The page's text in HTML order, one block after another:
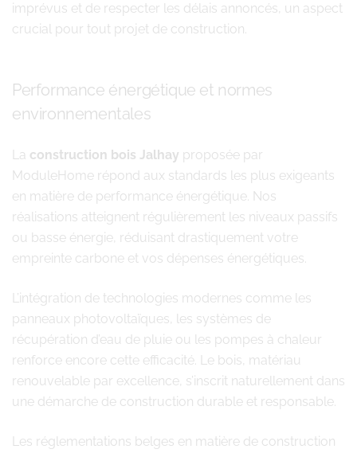
imprévus et de respecter les délais annoncés, un aspect
crucial pour tout projet de construction.
Performance énergétique et normes
environnementales
La construction bois Jalhay proposée par
ModuleHome répond aux standards les plus exigeants
en matière de performance énergétique. Nos
réalisations atteignent régulièrement les niveaux passifs
ou basse énergie, réduisant drastiquement votre
empreinte carbone et vos dépenses énergétiques.
L’intégration de technologies modernes comme les
panneaux photovoltaïques, les systèmes de
récupération d’eau de pluie ou les pompes à chaleur
renforce encore cette efficacité. Le bois, matériau
renouvelable par excellence, s’inscrit naturellement dans
une démarche de construction durable et responsable.
Les réglementations belges en matière de construction